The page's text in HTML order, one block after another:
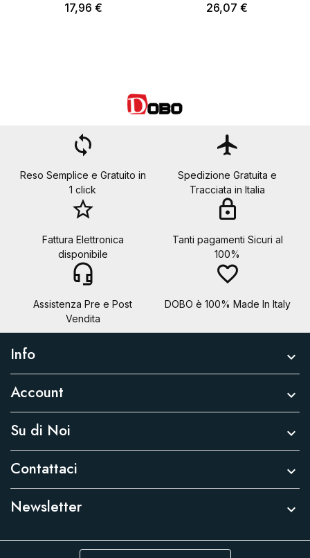
17,96 € 26,07 €
loop
Reso Semplice e Gratuito in
1 click
flight
Spedizione Gratuita e
Tracciata in Italia
star_border
Fattura Elettronica
disponibile
lock
Tanti pagamenti Sicuri al
100%
headset_mic
Assistenza Pre e Post
Vendita
favorite_border
DOBO è 100% Made In Italy
Info 
Account 
Su di Noi 
Contattaci 
Newsletter 